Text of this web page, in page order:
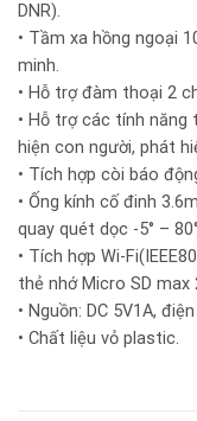
DNR).
• Tầm xa hồng ngoại
minh.
• Hỗ trợ đàm thoại 2
• Hỗ trợ các tính năng
hiện con người, phát
• Tích hợp còi báo
• Ống kính cố đinh
quay quét dọc -5° –
• Tích hợp Wi-
thẻ nhớ Micro SD max
• Nguồn: DC 5V1A,
• Chất liệu vỏ plastic.